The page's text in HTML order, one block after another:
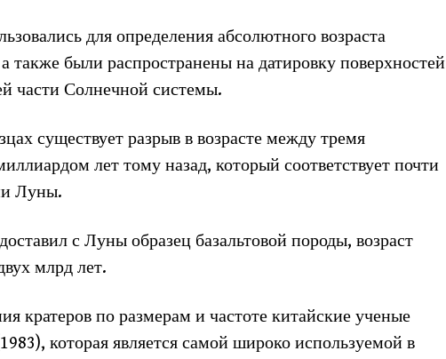
для определения абсолютного возраста
также были распространены на датировку поверхностей
части Солнечной системы.
существует разрыв в возрасте между тремя
лет тому назад, который соответствует почти
Луны.
с Луны образец базальтовой породы, возраст
млрд лет.
кратеров по размерам и частоте китайские ученые
которая является самой широко используемой в